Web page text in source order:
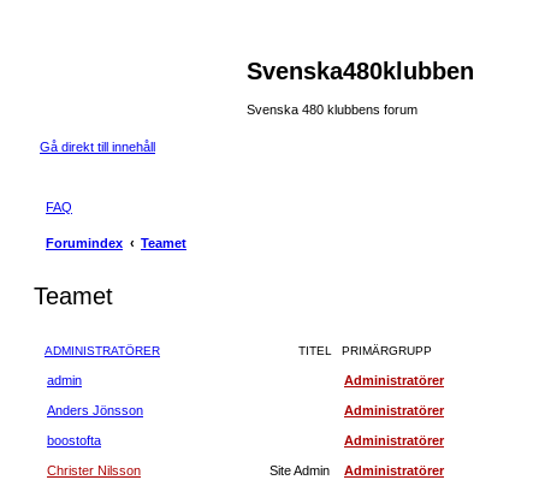
Svenska480klubben
Svenska 480 klubbens forum
Gå direkt till innehåll
FAQ
Forumindex Teamet
Teamet
TITEL
ADMINISTRATÖRER PRIMÄRGRUPP
admin Administratörer
Anders Jönsson Administratörer
boostofta Administratörer
Site Admin
Christer Nilsson Administratörer